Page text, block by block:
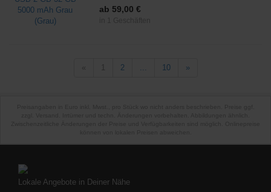
ab 59,00 €
1 2 ... 10 »
Lokale Angebote in Deiner Nähe